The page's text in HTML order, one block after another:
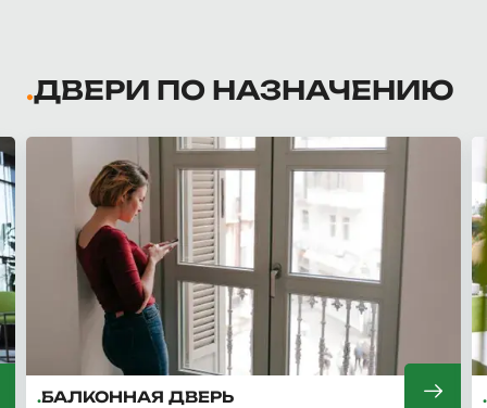
ДВЕРИ ПО НАЗНАЧЕНИЮ
БАЛКОННАЯ ДВЕРЬ